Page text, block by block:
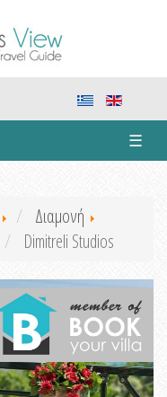
☰
Διαμονή
Dimitreli Studios